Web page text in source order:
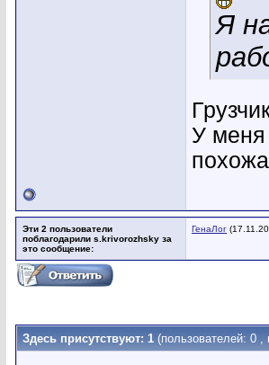
Я
У меня
Эти 2 пользователи
поблагодарили s.krivorozhsky за
это сообщение:
ГенаЛог
Здесь присутствуют: 1 (пользователей: 0 ,